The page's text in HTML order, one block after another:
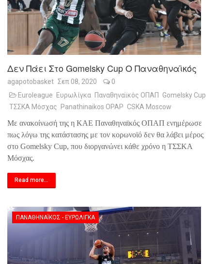
Δεν Πάει Στο Gomelsky Cup Ο Παναθηναϊκός
agapotobasket Σεπ 08, 2020
0
Euroleague
Ευρωλίγκα Παναθηναϊκός ΟΠΑΠ
Gomelsky Cup
ΤΣΣΚΑ Μόσχας
Panathinaikos OPAP CSKA Moscow
Με ανακοίνωσή της η ΚΑΕ Παναθηναϊκός ΟΠΑΠ ενημέρωσε
πως λόγω της κατάστασης με τον κορωνοϊό δεν θα λάβει μέρος
στο Gomelsky Cup, που διοργανώνει κάθε χρόνο η ΤΣΣΚΑ
Μόσχας.
Read more...
ΠΑΝΑΘΗΝΑΪΚΌΣ - ΕΥΡΩΛΊΓΚΑ